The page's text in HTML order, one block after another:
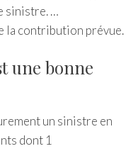
sinistre. …
la contribution prévue.
une bonne
un sinistre en
dont 1